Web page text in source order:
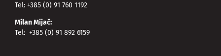
Tel: +385 (0) 91 760 1192
Milan Mijač:
Tel: +385 (0) 91 892 6159